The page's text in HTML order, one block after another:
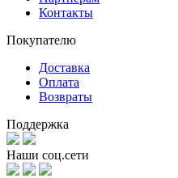
Контакты
Покупателю
Доставка
Оплата
Возвраты
Поддержка
Наши соц.сети